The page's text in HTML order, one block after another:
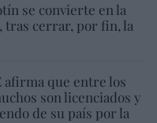
se convierte en la
tras cerrar, por fin, la
afirma que entre los
son licenciados y
de su país por la